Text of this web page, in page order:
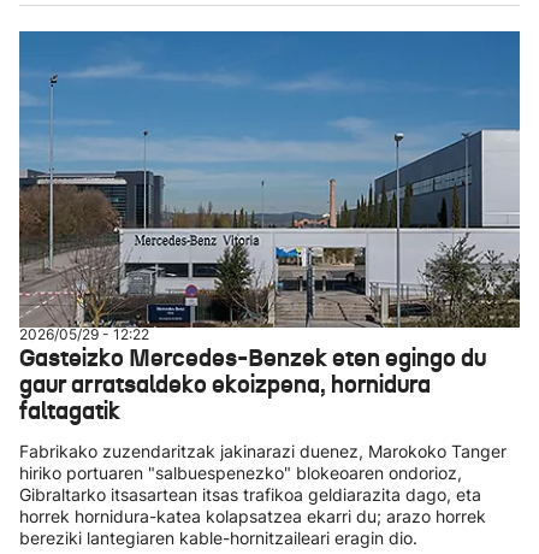
2026/05/29 - 12:22
Gasteizko Mercedes-Benzek eten egingo du
gaur arratsaldeko ekoizpena, hornidura
faltagatik
Fabrikako zuzendaritzak jakinarazi duenez, Marokoko Tanger
hiriko portuaren "salbuespenezko" blokeoaren ondorioz,
Gibraltarko itsasartean itsas trafikoa geldiarazita dago, eta
horrek hornidura-katea kolapsatzea ekarri du; arazo horrek
bereziki lantegiaren kable-hornitzaileari eragin dio.